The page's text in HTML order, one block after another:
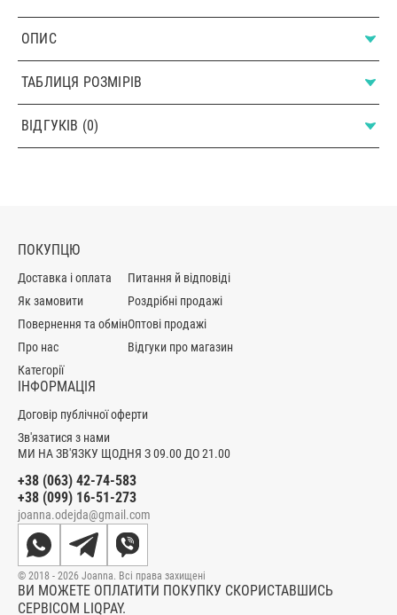
ОПИС
ТАБЛИЦЯ РОЗМІРІВ
ВІДГУКІВ (0)
МИ НА ЗВ'ЯЗКУ ЩОДНЯ З 09.00 ДО 21.00
+38 (063) 42-74-583
+38 (099) 16-51-273
joanna.odejda@gmail.com
ПОКУПЦЮ
Доставка і оплата
Як замовити
Повернення та обмін
Про нас
Категорії
Питання й відповіді
Роздрібні продажі
Оптові продажі
Відгуки про магазин
ІНФОРМАЦІЯ
Договір публічної оферти
Зв'язатися з нами
ВИ МОЖЕТЕ ОПЛАТИТИ ПОКУПКУ СКОРИСТАВШИСЬ
СЕРВІСОМ LIQPAY.
© 2018 - 2026 Joanna. Всі права захищені